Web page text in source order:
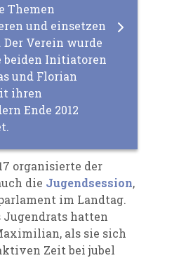
Themen
und einsetzen
Der Verein wurde
beiden Initiatoren
und Florian
ihren
Ende 2012
organisierte der
die Jugendsession,
im Landtag.
Jugendrats hatten
als sie sich
Zeit bei jubel